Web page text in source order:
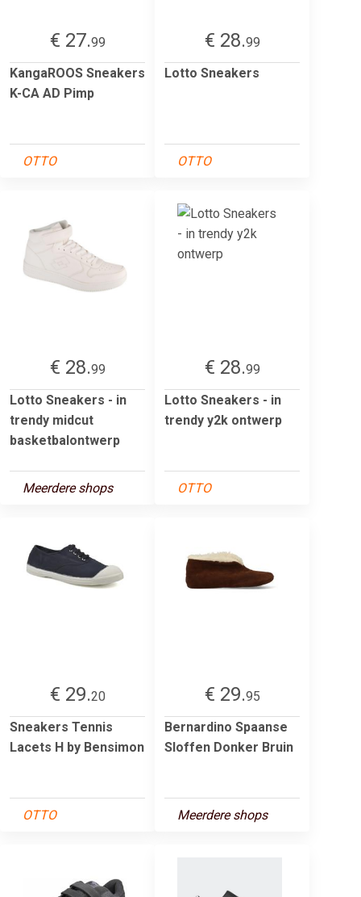
€ 27.99
KangaROOS Sneakers
K-CA AD Pimp
OTTO
€ 28.99
Lotto Sneakers
OTTO
€ 28.99
Lotto Sneakers - in
trendy midcut
basketbalontwerp
Meerdere shops
€ 28.99
Lotto Sneakers - in
trendy y2k ontwerp
OTTO
€ 29.20
Sneakers Tennis
Lacets H by Bensimon
OTTO
€ 29.95
Bernardino Spaanse
Sloffen Donker Bruin
Meerdere shops